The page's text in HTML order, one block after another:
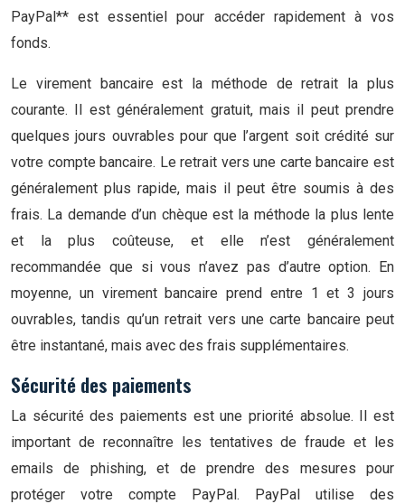
PayPal** est essentiel pour accéder rapidement à vos
fonds.
Le virement bancaire est la méthode de retrait la plus
courante. Il est généralement gratuit, mais il peut prendre
quelques jours ouvrables pour que l’argent soit crédité sur
votre compte bancaire. Le retrait vers une carte bancaire est
généralement plus rapide, mais il peut être soumis à des
frais. La demande d’un chèque est la méthode la plus lente
et la plus coûteuse, et elle n’est généralement
recommandée que si vous n’avez pas d’autre option. En
moyenne, un virement bancaire prend entre 1 et 3 jours
ouvrables, tandis qu’un retrait vers une carte bancaire peut
être instantané, mais avec des frais supplémentaires.
Sécurité des paiements
La sécurité des paiements est une priorité absolue. Il est
important de reconnaître les tentatives de fraude et les
emails de phishing, et de prendre des mesures pour
protéger votre compte PayPal. PayPal utilise des